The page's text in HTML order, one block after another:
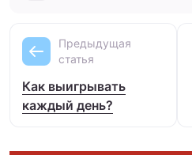
Предыдущая
статья
Как выигрывать
каждый день?